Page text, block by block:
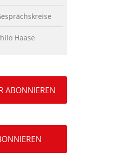
Haase
ABONNIEREN